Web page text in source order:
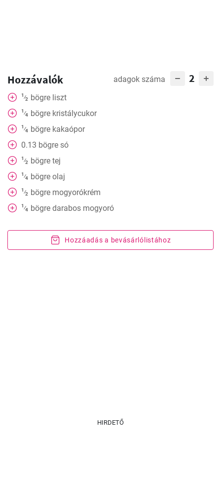
Hozzávalók adagok száma 2
1⁄2 bögre liszt
1⁄4 bögre kristálycukor
1⁄4
bögre kakaópor
0.13 bögre só
1⁄2 bögre tej
1⁄4 bögre olaj
1⁄2 bögre mogyorókrém
1⁄4 bögre darabos mogyoró
Hozzáadás a bevásárlólistához
HIRDETŐ